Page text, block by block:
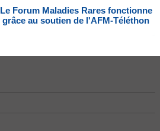
Le Forum Maladies Rares fonctionne
grâce au soutien de l'AFM-Téléthon